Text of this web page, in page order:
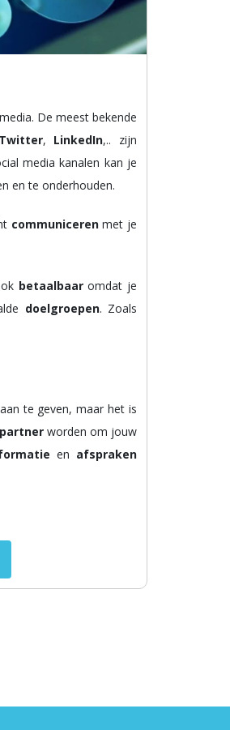
De meest bekende
Twitter, LinkedIn,.. zijn
media kanalen kan je
en te onderhouden.
communicerenmet je
betaalbaaromdat je
doelgroepen. Zoals
te geven, maar het is
partner worden om jouw
en afspraken